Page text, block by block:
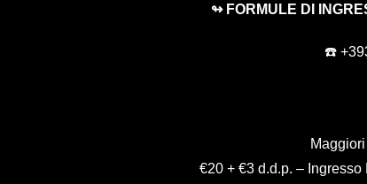
↬ FORMULE DI
☎️
€20 + €3 d.d.p. –